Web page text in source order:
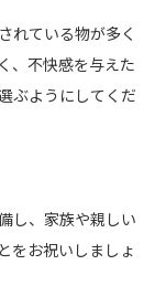
れている物が多く
、不快感を与えた
ぶようにしてくだ
し、家族や親しい
をお祝いしましょ